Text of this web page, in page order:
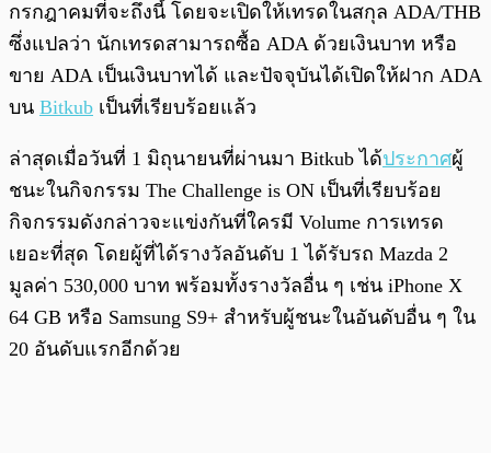
กรกฎาคมที่จะถึงนี้ โดยจะเปิดให้เทรดในสกุล ADA/THB
ซึ่งแปลว่า นักเทรดสามารถซื้อ ADA ด้วยเงินบาท หรือ
ขาย ADA เป็นเงินบาทได้ และปัจจุบันได้เปิดให้ฝาก ADA
บน Bitkub เป็นที่เรียบร้อยแล้ว
ล่าสุดเมื่อวันที่ 1 มิถุนายนที่ผ่านมา Bitkub ได้ประกาศผู้
ชนะในกิจกรรม The Challenge is ON เป็นที่เรียบร้อย
กิจกรรมดังกล่าวจะแข่งกันที่ใครมี Volume การเทรด
เยอะที่สุด โดยผู้ที่ได้รางวัลอันดับ 1 ได้รับรถ Mazda 2
มูลค่า 530,000 บาท พร้อมทั้งรางวัลอื่น ๆ เช่น iPhone X
64 GB หรือ Samsung S9+ สำหรับผู้ชนะในอันดับอื่น ๆ ใน
20 อันดับแรกอีกด้วย